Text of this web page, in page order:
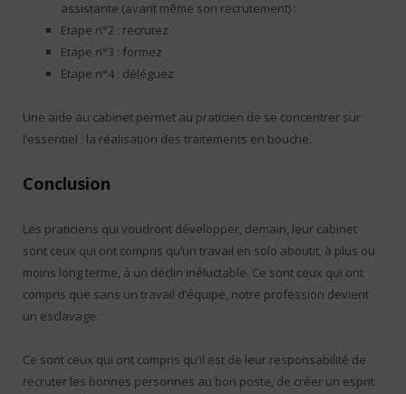
assistante (avant même son recrutement) :
Etape n°2 : recrutez
Etape n°3 : formez
Etape n°4 : déléguez
Une aide au cabinet permet au praticien de se concentrer sur
l’essentiel : la réalisation des traitements en bouche.
Conclusion
Les praticiens qui voudront développer, demain, leur cabinet
sont ceux qui ont compris qu’un travail en solo aboutit, à plus ou
moins long terme, à un déclin inéluctable. Ce sont ceux qui ont
compris que sans un travail d’équipe, notre profession devient
un esclavage.
Ce sont ceux qui ont compris qu’il est de leur responsabilité de
recruter les bonnes personnes au bon poste, de créer un esprit